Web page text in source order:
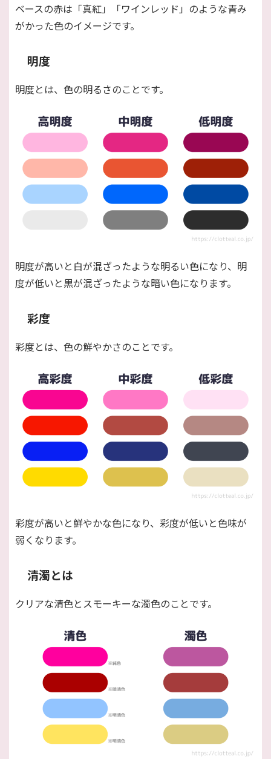
ベースの赤は「真紅」「ワインレッド」のような青み
がかった色のイメージです。
明度
明度とは、色の明るさのことです。
明度が高いと白が混ざったような明るい色になり、明
度が低いと黒が混ざったような暗い色になります。
彩度
彩度とは、色の鮮やかさのことです。
彩度が高いと鮮やかな色になり、彩度が低いと色味が
弱くなります。
清濁とは
クリアな清色とスモーキーな濁色のことです。